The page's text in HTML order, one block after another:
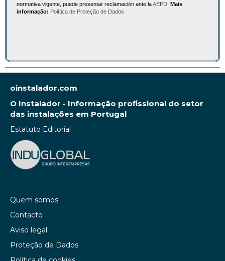
normativa vigente, puede presentar reclamación ante laAEPD Mais
informação: Política de Proteção de Dados
oinstalador.com
O Instalador - Informação profissional do setor
das instalações em Portugal
Estatuto Editorial
Quem somos
Contacto
Aviso legal
Proteção de Dados